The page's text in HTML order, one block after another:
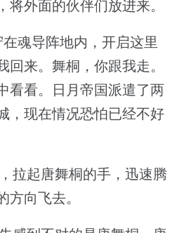
将外面的伙伴们放进来。
魂导阵地内，开启这里
回来。舞桐，你跟我走。
看看。日月帝国派遣了两
，现在情况恐怕已经不好
拉起唐舞桐的手，迅速腾
方向飞去。